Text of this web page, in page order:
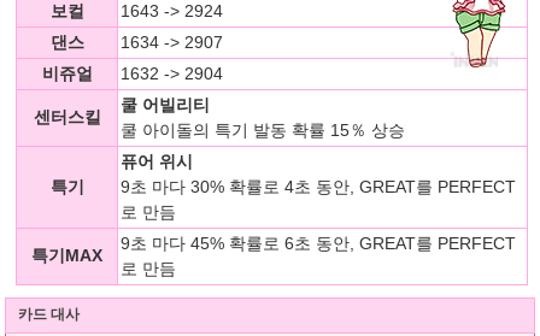
보컬
1643 -> 2924
댄스
1634 -> 2907
비쥬얼
1632 -> 2904
센터스킬
쿨 어빌리티
쿨 아이돌의 특기 발동 확률 15％ 상승
특기
퓨어 위시
9초 마다 30% 확률로 4초 동안, GREAT를 PERFECT
로 만듬
특기MAX
9초 마다 45% 확률로 6초 동안, GREAT를 PERFECT
로 만듬
카드 대사